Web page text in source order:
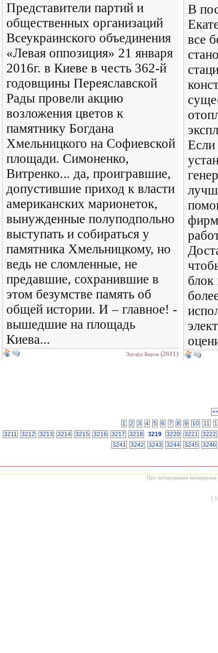
Представители партий и
общественных организаций
Всеукраинского объединения
«Левая оппозиция» 21 января
2016г. в Киеве в честь 362-й
годовщины Переяславской
Рады провели акцию
возложения цветов к
памятнику Богдана
Хмельницкого на Софиевской
площади. Симоненко,
Витренко... да, проигравшие,
допустившие приход к власти
американских марионеток,
вынужденные полуподпольно
выступать и собираться у
памятника Хмельницкому, но
ведь не сломленные, не
предавшие, сохранившие в
этом безумстве память об
общей истории. И – главное! -
вышедшие на площадь
Киева...
Эдуард Биров (2611)
В
все
Если
блок
1
2 3 4 5 6 7 8 9 10 11
3211
3212 3213 3214 3215 3216 3217 3218 3219 3220 3221
3222
3241
3242 3243 3244 3245 3246
При цитировании материалов
[